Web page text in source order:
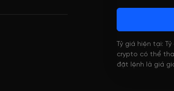
Tỷ giá hiện tại:
crypto có thể
đặt lệnh là giá